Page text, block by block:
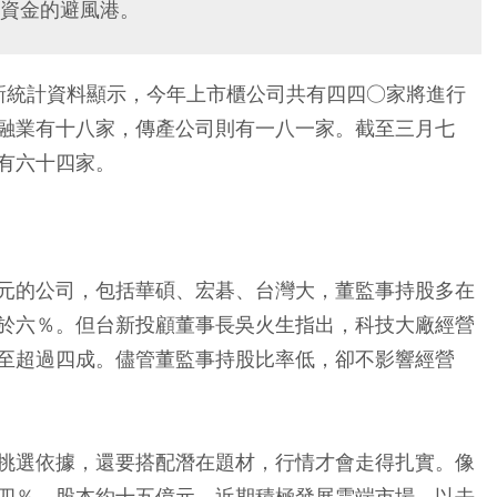
金的避風港。
計資料顯示，今年上市櫃公司共有四四○家將進行
業有十八家，傳產公司則有一八一家。截至三月七
十四家。
的公司，包括華碩、宏碁、台灣大，董監事持股多在
六％。但台新投顧董事長吳火生指出，科技大廠經營
超過四成。儘管董監事持股比率低，卻不影響經營
選依據，還要搭配潛在題材，行情才會走得扎實。像